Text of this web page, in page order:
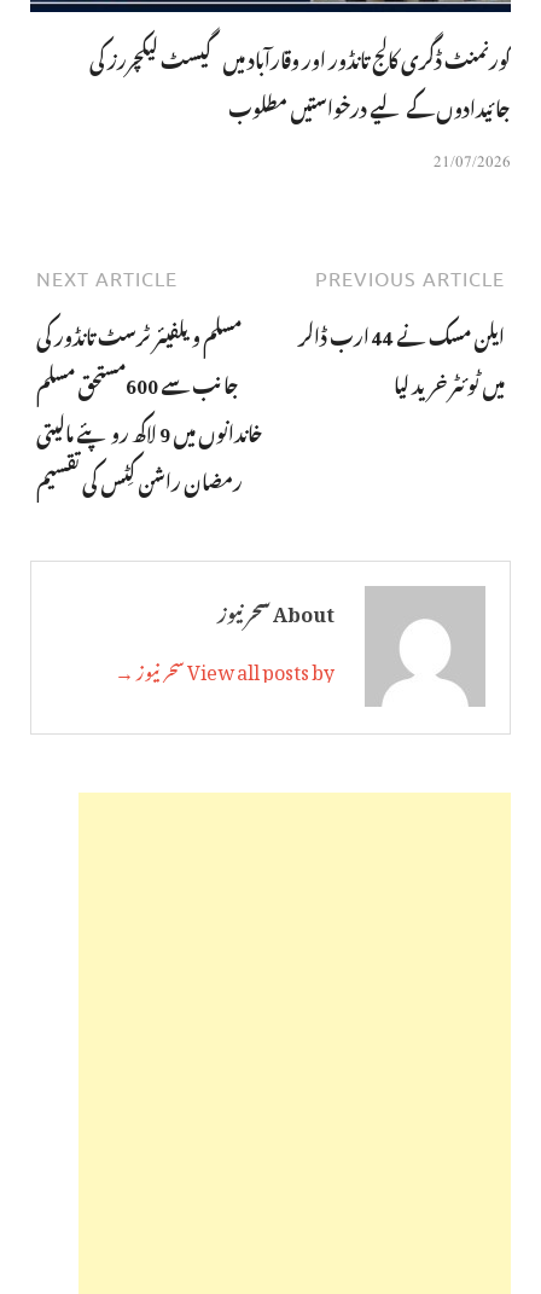
گورنمنٹ ڈگری کالج تانڈور اور وقارآباد میں گیسٹ لیکچررز کی
جائیدادوں کے لیے درخواستیں مطلوب
21/07/2026
PREVIOUS ARTICLE
ایلن مسک نے 44 ارب ڈالر
میں ٹوئٹر خرید لیا
NEXT ARTICLE
مسلم ویلفیئر ٹرسٹ تانڈور کی
جانب سے 600مستحق مسلم
خاندانوں میں 9 لاکھ روپئے مالیتی
رمضان راشن کِٹس کی تقسیم
About سحر نیوز
View all posts by سحر نیوز →